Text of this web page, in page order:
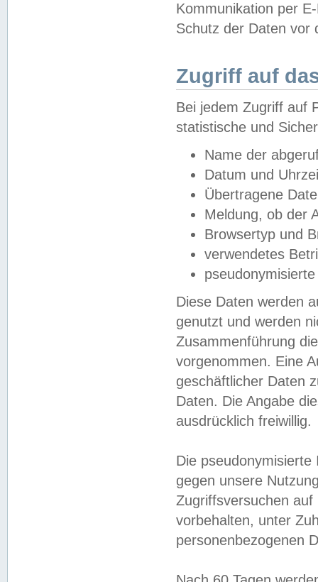
Kommunikation per
Schutz der Daten vor
Zugriff auf
Bei jedem Zugriff auf
statistische und
Name der
Datum und
Übertragene
Meldung, ob der
Browsertyp und
verwendetes
Diese Daten werden
genutzt und werden
Zusammenführung
vorgenommen. Eine
geschäftlicher Daten
Daten. Die Angabe
ausdrücklich freiwillig.
Die
gegen unsere
Zugriffsversuchen
vorbehalten, unter
personenbezogenen